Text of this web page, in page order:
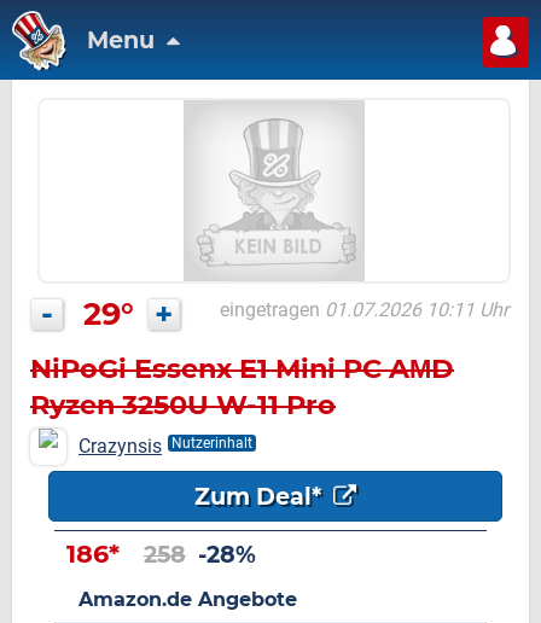
Menu
- 29° + eingetragen 01.07.2026 10:11 Uhr
NiPoGi Essenx E1 Mini PC AΜD
Ryzen 3250U W-11 Pro
Crazynsis Nutzerinhalt
Zum Deal*
186* 258 -28%
Amazon.de Angebote